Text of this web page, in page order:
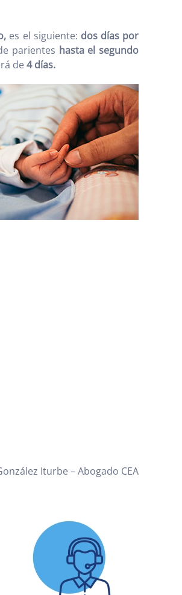
es el siguiente: dos días por
parientes hasta el segundo
de 4 días.
Iturbe – Abogado CEA